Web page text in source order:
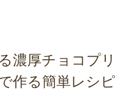
濃厚チョコプリ
作る簡単レシピ